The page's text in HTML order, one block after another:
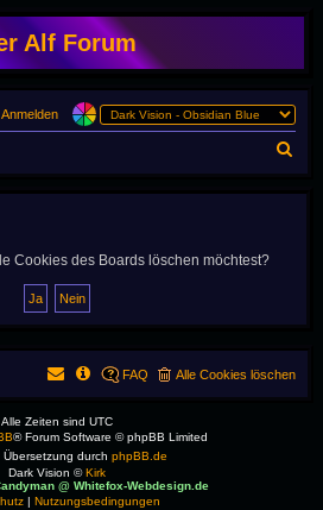
Alf Forum
Anmelden
u
Cookies des Boards löschen möchtest?
Alle Cookies löschen
FAQ
Alle Zeiten sind UTC
® Forum Software © phpBB Limited
Übersetzung durch phpBB.de
Dark Vision © Kirk
@ Whitefox-Webdesign.de
| Nutzungsbedingungen